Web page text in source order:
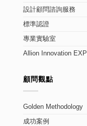
設計顧問諮詢服務
標準認證
專業實驗室
Allion Innovation
顧問觀點
Golden Methodology
成功案例